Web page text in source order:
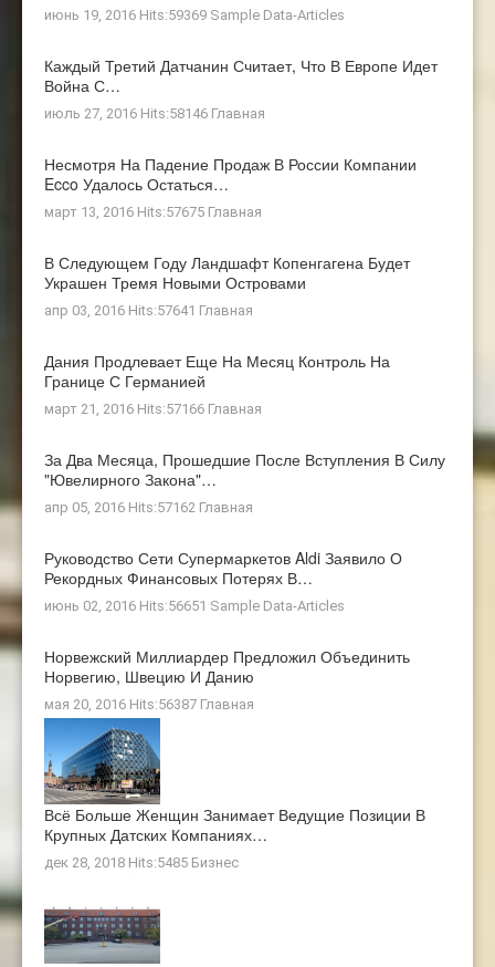
июнь 19, 2016 Hits:59369 Sample Data-Articles
Каждый Третий Датчанин Считает, Что В Европе Идет
Война С…
июль 27, 2016 Hits:58146 Главная
Несмотря На Падение Продаж В России Компании
Ecco Удалось Остаться…
март 13, 2016 Hits:57675 Главная
В Следующем Году Ландшафт Копенгагена Будет
Украшен Тремя Новыми Островами
апр 03, 2016 Hits:57641 Главная
Дания Продлевает Еще На Месяц Контроль На
Границе С Германией
март 21, 2016 Hits:57166 Главная
За Два Месяца, Прошедшие После Вступления В Силу
"ювелирного Закона"…
апр 05, 2016 Hits:57162 Главная
Руководство Сети Супермаркетов Aldi Заявило О
Рекордных Финансовых Потерях В…
июнь 02, 2016 Hits:56651 Sample Data-Articles
Норвежский Миллиардер Предложил Объединить
Норвегию, Швецию И Данию
мая 20, 2016 Hits:56387 Главная
Всё Больше Женщин Занимает Ведущие Позиции В
Крупных Датских Компаниях…
дек 28, 2018 Hits:5485 Бизнес